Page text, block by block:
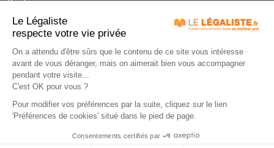
Le Légaliste
respecte votre vie privée
On a attendu d'être sûrs que le contenu de ce site vous intéresse
avant de vous déranger, mais on aimerait bien vous accompagner
pendant votre visite...
C'est OK pour vous ?
Pour modifier vos préférences par la suite, cliquez sur le lien
'Préférences de cookies' situé dans le pied de page.
Consentements certifiés par
Bordeaux
Nice
Annonces légales nouvelles régions
MON ANNONCE LEGALE LÉGISLATION
ANNONCES PUBLIÉES
JOURNAUX HABILITÉS
CONTACT
LEXIQUE
S’identifier